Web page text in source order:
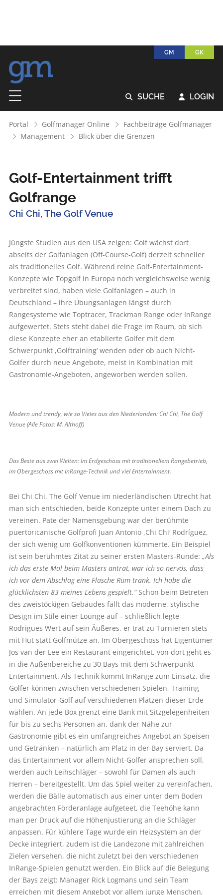
GM GK
 SUCHE  LOGIN
Portal Golfmanager Online
Fachbeiträge Golfmanager
Management
Blick über die Grenzen
Golf-Entertainment trifft
Golfrange
Chi Chi, The Golf Venue
Jüngste Studien aus den USA zeigen: Golf wächst dort
abseits der Golfanlagen (Off-Course-Golf) derzeit schneller
als traditionelles Golf. Während reine Golf-Entertainment-
Konzepte wie Topgolf in Europa noch vergleichsweise wenig
verbreitet sind, haben viele Golfanlagen – auch in
Deutschland – ihre Übungsanlagen längst durch
Rangesysteme wie Toptracer, Trackman Range oder InRange
aufgewertet. Stets steht dabei die Frage im Raum, ob sich
diese Konzepte eher an etablierte Golfer mit dem
Schwerpunkt ,Golftraining‘ wenden oder ob auch Nicht-
Golfer durch neue Angebote, meist in Kombination mit
Gastronomie-Angeboten, angeworben werden sollen.
Modern und trendy, wie so Vieles aus den Niederlanden: Chi Chi, The Golf
Venue (Alle Fotos: M. Althoff)
Das Beste aus zwei Welten: Im Erdgeschoss mit traditionellem Rangebetrieb,
im Obergeschoss mit InRange-Technik und viel Entertainment.
Bei Chi Chi, The Golf Venue im niederländischen Utrecht hat
man sich entschieden, beide Konzepte unter einem Dach zu
vereinen. Pate der Namensgebung war der berühmte
puertoricanische Golfprofi Juan Antonio ,Chi Chi‘ Rodríguez,
der sich wenig um Golfkonventionen kümmerte. Ein Beispiel
ist sein berühmtes Zitat zu seiner ersten Masters-Runde: „Als
ich das erste Mal beim Masters antrat, war ich so nervös, dass
ich vor dem Abschlag eine Flasche Rum trank. Ich habe die
glücklichsten 83 meines Lebens gespielt.“ Schon beim Betreten
des zweistöckigen Gebäudes fällt das moderne, stylische
Design im Stile einer Lounge auf – schließlich legte
Rodrigues Wert auf sein Äußeres, er trat zu Turnieren stets
mit Hut statt Golfmütze an. Im Obergeschoss hat Eigentümer
Jos van der Lee ein Restaurant eingerichtet, von dort geht es
in die Außenbereiche zu 30 Bays mit dem Schwerpunkt
Entertainment. Als Technik kommt InRange zum Einsatz, die
Golfer können zwischen verschiedenen Spielen, Training
und Simulator-Golf auf verschiedenen Plätzen dieser Erde
wählen. An jede Box grenzt eine Bank mit Sitzgelegenheiten
für bis zu sechs Personen an, dank der Nähe zur
Gastronomie gibt es ein umfangreiches Angebot an Speisen
und Getränken – natürlich am Platz in der Bay serviert. Da
das Entertainment vor allem Nicht-Golfer ansprechen soll,
werden auch Leihschläger – sowohl für Damen als auch
Herren – bereitgestellt. Um das Spiel weiter zu vereinfachen,
werden die Bälle automatisch aus einer unter dem Boden
angebrachten Förderanlage aufgeteet, die Teehöhe kann
man per Druck auf die Höhenjustierung an die Schläger
anpassen. Für kühlere Tage wurde ein Heizsystem an der
Decke integriert, zudem ist die Landezone mit zahlreichen
Zielen versehen, die nicht zuletzt bei den verschiedenen
InRange-Spielen genutzt werden. Ein Blick auf die Belegung
der Bays zeigt: Manager Rick Logmans und sein Team
erreichen mit diesem Angebot vor allem junge Menschen,